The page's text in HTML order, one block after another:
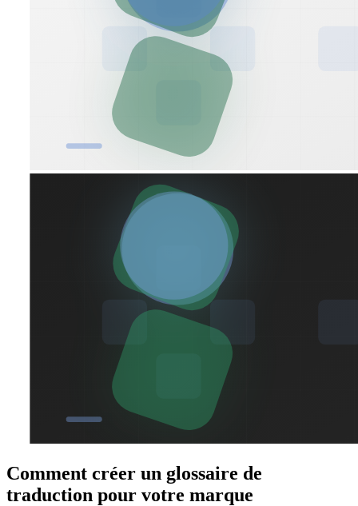
Comment créer un glossaire de
traduction pour votre marque